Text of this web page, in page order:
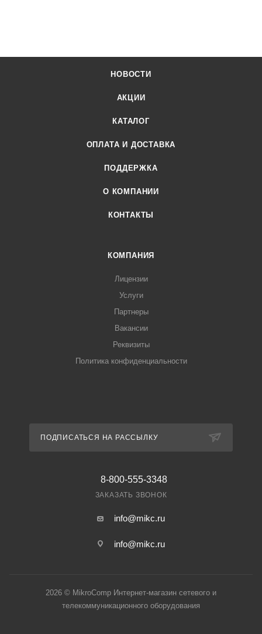
НОВОСТИ
АКЦИИ
КАТАЛОГ
ОПЛАТА И ДОСТАВКА
ПОДДЕРЖКА
О КОМПАНИИ
КОНТАКТЫ
КОМПАНИЯ
Лицензии
Услуги
Партнеры
Вакансии
Реквизиты
Политика конфиденциальности
ПОДПИСАТЬСЯ НА РАССЫЛКУ
8-800-555-3348
ЗАКАЗАТЬ ЗВОНОК
info@mikc.ru
info@mikc.ru
2026 © MikroComp Интернет-магазин сетевого и
телекоммуникационного оборудования